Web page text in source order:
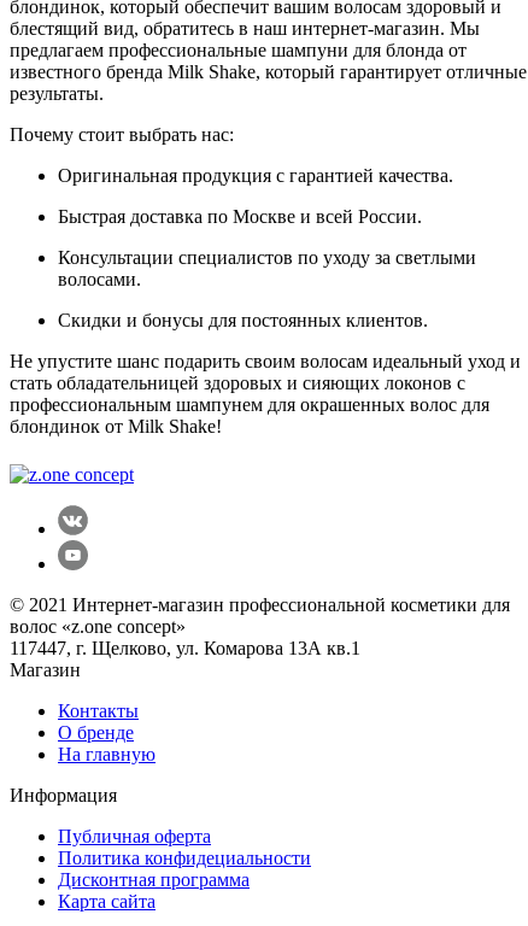
блондинок, который обеспечит вашим волосам здоровый и
блестящий вид, обратитесь в наш интернет-магазин. Мы
предлагаем профессиональные шампуни для блонда от
известного бренда Milk Shake, который гарантирует отличные
результаты.
Почему стоит выбрать нас:
Оригинальная продукция с гарантией качества.
Быстрая доставка по Москве и всей России.
Консультации специалистов по уходу за светлыми
волосами.
Скидки и бонусы для постоянных клиентов.
Не упустите шанс подарить своим волосам идеальный уход и
стать обладательницей здоровых и сияющих локонов с
профессиональным шампунем для окрашенных волос для
блондинок от Milk Shake!
© 2021 Интернет-магазин профессиональной косметики для
волос «z.one concept»
117447, г. Щелково, ул. Комарова 13А кв.1
Магазин
Контакты
О бренде
На главную
Информация
Публичная оферта
Политика конфидециальности
Дисконтная программа
Карта сайта